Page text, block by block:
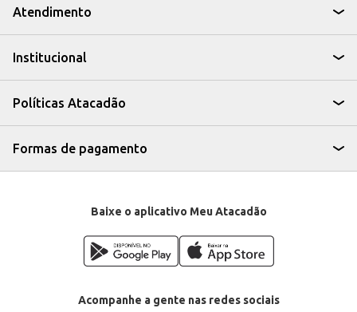
Pode ser utilizado como base para canapés e petiscos em eventos.
O Biscoito Integral Marilan Cream cracker é uma alternativa para quem
Atendimento
Institucional
Políticas Atacadão
Formas de pagamento
Baixe o aplicativo Meu Atacadão
Acompanhe a gente nas redes sociais